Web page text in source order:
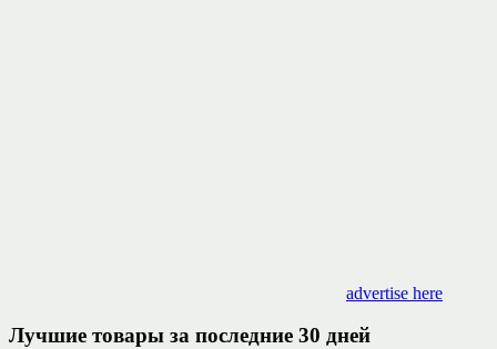
advertise here
Лучшие товары за последние 30 дней